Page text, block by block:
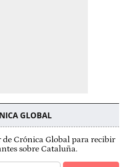
GLOBAL
Crónica Global para recibir
sobre Cataluña.